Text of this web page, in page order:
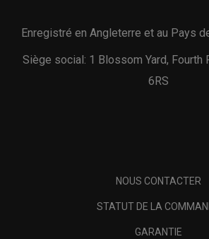
Enregistré en Angleterre et au Pays
Siège social: 1 Blossom Yard, Fourth
6RS
NOUS CONTACTER
STATUT DE LA
GARANTIE